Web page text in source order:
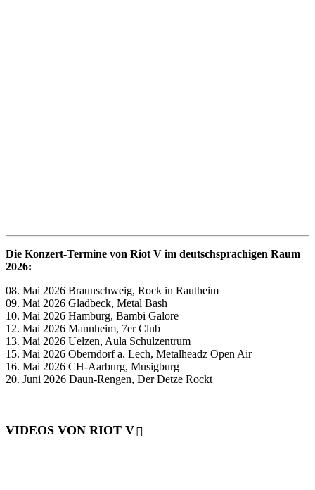
Die Konzert-Termine von Riot V im deutschsprachigen Raum
2026:
08. Mai 2026 Braunschweig, Rock in Rautheim
09. Mai 2026 Gladbeck, Metal Bash
10. Mai 2026 Hamburg, Bambi Galore
12. Mai 2026 Mannheim, 7er Club
13. Mai 2026 Uelzen, Aula Schulzentrum
15. Mai 2026 Oberndorf a. Lech, Metalheadz Open Air
16. Mai 2026 CH-Aarburg, Musigburg
20. Juni 2026 Daun-Rengen, Der Detze Rockt
VIDEOS VON RIOT V